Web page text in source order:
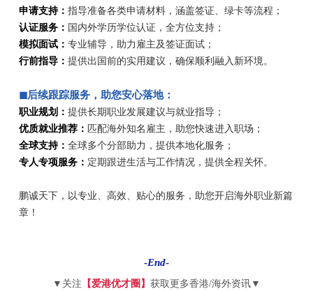
申请支持： 指导准备各类申请材料，涵盖签证、绿卡等流程；
认证服务： 国内外学历学位认证，全方位支持；
模拟面试： 专业辅导，助力雇主及签证面试；
行前指导： 提供出国前的实用建议，确保顺利融入新环境。
◼后续跟踪服务，助您安心落地：
职业规划： 提供长期职业发展建议与就业指导；
优质就业推荐： 匹配海外知名雇主，助您快速进入职场；
全球支持： 全球多个分部助力，提供本地化服务；
专人专项服务： 定期跟进生活与工作情况，提供全程关怀。
鹏诚天下，以专业、高效、贴心的服务，助您开启海外职业新篇
章！
-End-
▼关注 【爱港优才圈】 获取更多香港/海外资讯▼